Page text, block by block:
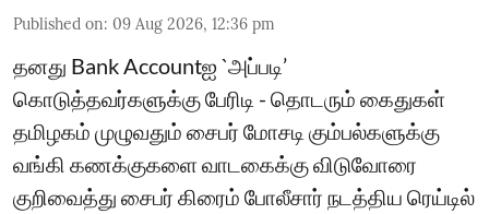
Published on: 09 Aug 2026, 12:36 pm
தனது Bank Accountஐ `அப்படி’
கொடுத்தவர்களுக்கு பேரிடி - தொடரும் கைதுகள்
தமிழகம் முழுவதும் சைபர் மோசடி கும்பல்களுக்கு
வங்கி கணக்குகளை வாடகைக்கு விடுவோரை
குறிவைத்து சைபர் கிரைம் போலீசார் நடத்திய ரெய்டில்